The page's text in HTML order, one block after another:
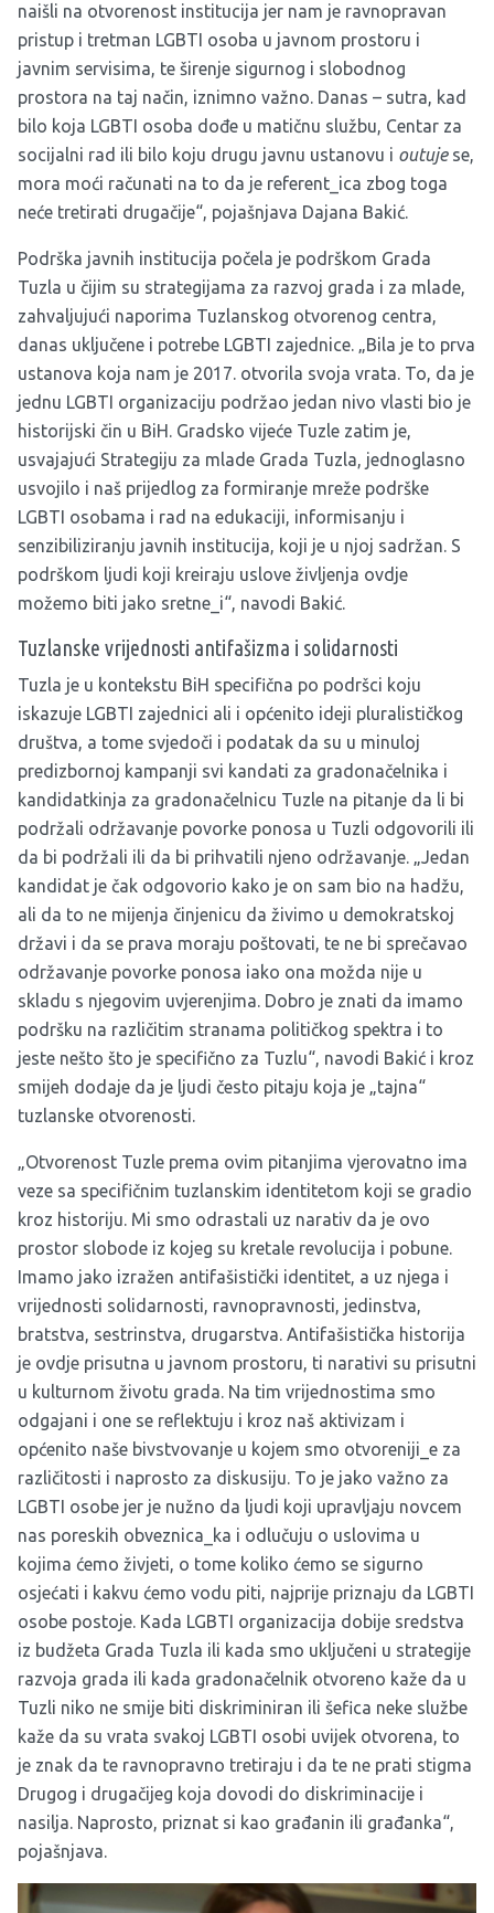
naišli na otvorenost institucija jer nam je ravnopravan
pristup i tretman LGBTI osoba u javnom prostoru i
javnim servisima, te širenje sigurnog i slobodnog
prostora na taj način, iznimno važno. Danas – sutra, kad
bilo koja LGBTI osoba dođe u matičnu službu, Centar za
socijalni rad ili bilo koju drugu javnu ustanovu i outujese,
mora moći računati na to da je referent_ica zbog toga
neće tretirati drugačije“, pojašnjava Dajana Bakić.
Podrška javnih institucija počela je podrškom Grada
Tuzla u čijim su strategijama za razvoj grada i za mlade,
zahvaljujući naporima Tuzlanskog otvorenog centra,
danas uključene i potrebe LGBTI zajednice. „Bila je to prva
ustanova koja nam je 2017. otvorila svoja vrata. To, da je
jednu LGBTI organizaciju podržao jedan nivo vlasti bio je
historijski čin u BiH. Gradsko vijeće Tuzle zatim je,
usvajajući Strategiju za mlade Grada Tuzla, jednoglasno
usvojilo i naš prijedlog za formiranje mreže podrške
LGBTI osobama i rad na edukaciji, informisanju i
senzibiliziranju javnih institucija, koji je u njoj sadržan. S
podrškom ljudi koji kreiraju uslove življenja ovdje
možemo biti jako sretne_i“, navodi Bakić.
Tuzlanske vrijednosti antifašizma i solidarnosti
Tuzla je u kontekstu BiH specifična po podršci koju
iskazuje LGBTI zajednici ali i općenito ideji pluralističkog
društva, a tome svjedoči i podatak da su u minuloj
predizbornoj kampanji svi kandati za gradonačelnika i
kandidatkinja za gradonačelnicu Tuzle na pitanje da li bi
podržali održavanje povorke ponosa u Tuzli odgovorili ili
da bi podržali ili da bi prihvatili njeno održavanje. „Jedan
kandidat je čak odgovorio kako je on sam bio na hadžu,
ali da to ne mijenja činjenicu da živimo u demokratskoj
državi i da se prava moraju poštovati, te ne bi sprečavao
održavanje povorke ponosa iako ona možda nije u
skladu s njegovim uvjerenjima. Dobro je znati da imamo
podršku na različitim stranama političkog spektra i to
jeste nešto što je specifično za Tuzlu“, navodi Bakić i kroz
smijeh dodaje da je ljudi često pitaju koja je „tajna“
tuzlanske otvorenosti.
„Otvorenost Tuzle prema ovim pitanjima vjerovatno ima
veze sa specifičnim tuzlanskim identitetom koji se gradio
kroz historiju. Mi smo odrastali uz narativ da je ovo
prostor slobode iz kojeg su kretale revolucija i pobune.
Imamo jako izražen antifašistički identitet, a uz njega i
vrijednosti solidarnosti, ravnopravnosti, jedinstva,
bratstva, sestrinstva, drugarstva. Antifašistička historija
je ovdje prisutna u javnom prostoru, ti narativi su prisutni
u kulturnom životu grada. Na tim vrijednostima smo
odgajani i one se reflektuju i kroz naš aktivizam i
općenito naše bivstvovanje u kojem smo otvoreniji_e za
različitosti i naprosto za diskusiju. To je jako važno za
LGBTI osobe jer je nužno da ljudi koji upravljaju novcem
nas poreskih obveznica_ka i odlučuju o uslovima u
kojima ćemo živjeti, o tome koliko ćemo se sigurno
osjećati i kakvu ćemo vodu piti, najprije priznaju da LGBTI
osobe postoje. Kada LGBTI organizacija dobije sredstva
iz budžeta Grada Tuzla ili kada smo uključeni u strategije
razvoja grada ili kada gradonačelnik otvoreno kaže da u
Tuzli niko ne smije biti diskriminiran ili šefica neke službe
kaže da su vrata svakoj LGBTI osobi uvijek otvorena, to
je znak da te ravnopravno tretiraju i da te ne prati stigma
Drugog i drugačijeg koja dovodi do diskriminacije i
nasilja. Naprosto, priznat si kao građanin ili građanka“,
pojašnjava.